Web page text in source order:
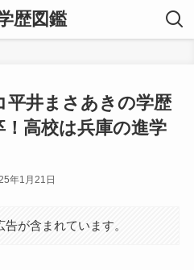
歴図鑑
平井まさあきの学歴
！高校は兵庫の進学
年1月21日
が含まれています。